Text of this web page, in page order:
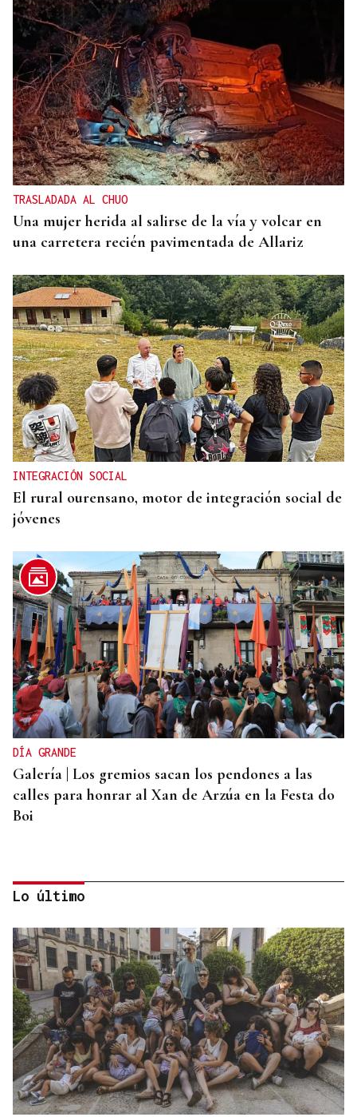
TRASLADADA AL CHUO
Una mujer herida al salirse de la vía y volcar en
una carretera recién pavimentada de Allariz
INTEGRACIÓN SOCIAL
El rural ourensano, motor de integración social de
jóvenes
DÍA GRANDE
Galería | Los gremios sacan los pendones a las
calles para honrar al Xan de Arzúa en la Festa do
Boi
QUEN CHO DIXO
¿Sabe usted que el sosias, Donald Trump, no quiso
perderse la inauguración de la Festa do Boi de
Lo último